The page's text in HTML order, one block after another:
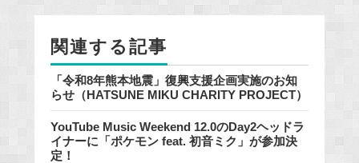
o
関連する記事
「令和8年熊本地震」復興支援企画実施のお知
らせ（HATSUNE MIKU CHARITY PROJECT）
YouTube Music Weekend 12.0のDay2ヘッドラ
イナーに「ポケモン feat. 初音ミク」が参加決
定！